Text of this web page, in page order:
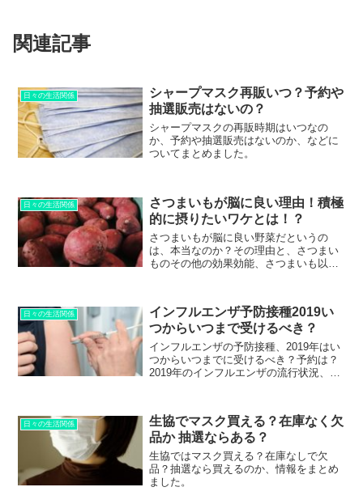
関連記事
日々の生活関係
シャープマスク再販いつ？予約や
抽選販売はないの？
シャープマスクの再販時期はいつなの
か、予約や抽選販売はないのか、などに
ついてまとめました。
日々の生活関係
さつまいもが脳に良い理由！積極
的に摂りたいワケとは！？
さつまいもが脳に良い野菜だというの
は、本当なのか？その理由と、さつまい
ものその他の効果効能、さつまいも以外
日々の生活関係
インフルエンザ予防接種2019い
つからいつまで受けるべき？
インフルエンザの予防接種、2019年はい
つからいつまでに受けるべき？予約は？
2019年のインフルエンザの流行状況、ワ
日々の生活関係
生協でマスク買える？在庫なく欠
品か 抽選ならある？
生協ではマスク買える？在庫なしで欠
品？抽選なら買えるのか、情報をまとめ
ました。